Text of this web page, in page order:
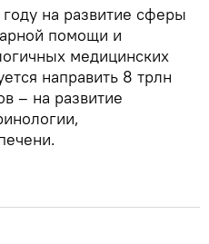
на развитие сферы
помощи и
медицинских
направить 8 трлн
– на развитие